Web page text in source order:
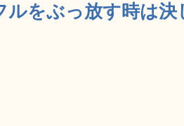
ルをぶっ放す時は